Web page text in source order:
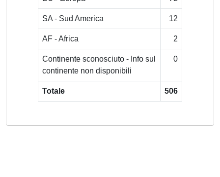
SA - Sud America 12
AF - Africa 2
Continente sconosciuto - Info sul
continente non disponibili
0
Totale 506